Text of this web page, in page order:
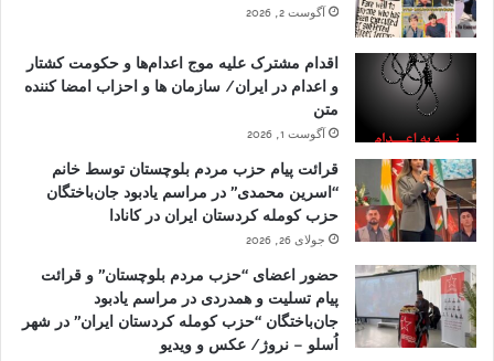
آگوست 2, 2026
اقدام مشترک علیه موج اعدام‌ها و حکومت کشتار
و اعدام در ایران/ سازمان ها و احزاب امضا کننده
متن
آگوست 1, 2026
قرائت پیام حزب مردم بلوچستان توسط خانم
“اسرین محمدی” در مراسم یادبود جان‌باختگان
حزب کومله کردستان ایران در کانادا
جولای 26, 2026
حضور اعضای “حزب مردم بلوچستان” و قرائت
پیام تسلیت و همدردی در مراسم یادبود
جان‌باختگان “حزب کومله کردستان ایران” در شهر
اُسلو – نروژ/ عکس و ویدیو